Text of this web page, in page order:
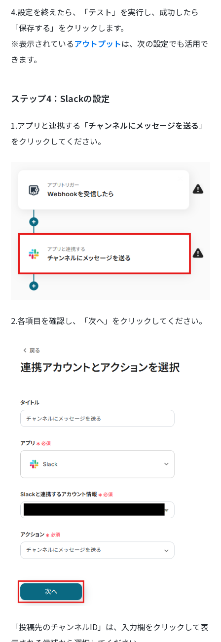
4.設定を終えたら、「テスト」を実行し、成功したら
「保存する」をクリックします。
※表示されているアウトプットは、次の設定でも活用で
きます。
ステップ4：Slackの設定
1.アプリと連携する「チャンネルにメッセージを送る」
をクリックしてください。
2.各項目を確認し、「次へ」をクリックしてください。
「投稿先のチャンネルID」は、入力欄をクリックして表